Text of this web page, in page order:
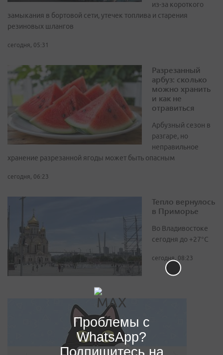
из-за короткого
замыкания в бортовой сети, утечек топлива и старения
резиновых шлангов
сегодня, 05:31
Разрезанный
арбуз: сколько
можно хранить
и как не
отравиться
Арбузный сезон в
разгаре, но
неправильное
хранение разрезанной ягоды может быть опасным
сегодня, 06:23
Тепло вернулось
в Приморье
Во Владивостоке
сегодня до +27°С
сегодня, 08:23
Проблемы с
WhatsApp?
Подпишитесь на